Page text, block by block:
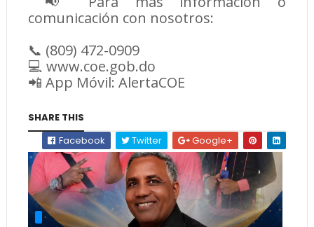
comunicación con nosotros:
📞 (809) 472-0909
💻 www.coe.gob.do
📲 App Móvil: AlertaCOE
SHARE THIS
Facebook
Twitter Google+